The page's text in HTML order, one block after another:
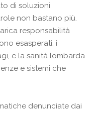
di soluzioni
non bastano più.
responsabilità
esasperati, i
e la sanità lombarda
e sistemi che
denunciate dai